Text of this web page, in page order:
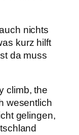
nichts
kurz hilft
da muss
climb, the
wesentlich
gelingen,